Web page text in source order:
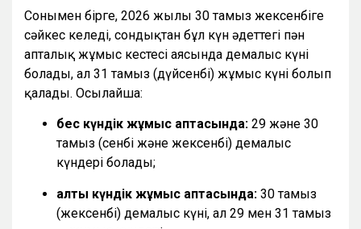
Сонымен бірге, 2026 жылғы 30 тамыз жексенбіге
сәйкес келеді, сондықтан бұл күн әдеттегі пән
апталық жұмыс кестесі аясында демалыс күні
болады, ал 31 тамыз (дүйсенбі) жұмыс күні болып
қалады. Осылайша:
бес күндік жұмыс аптасында: 29 және 30
тамыз (сенбі және жексенбі) демалыс
күндері болады;
алты күндік жұмыс аптасында: 30 тамыз
(жексенбі) демалыс күні, ал 29 мен 31 тамыз